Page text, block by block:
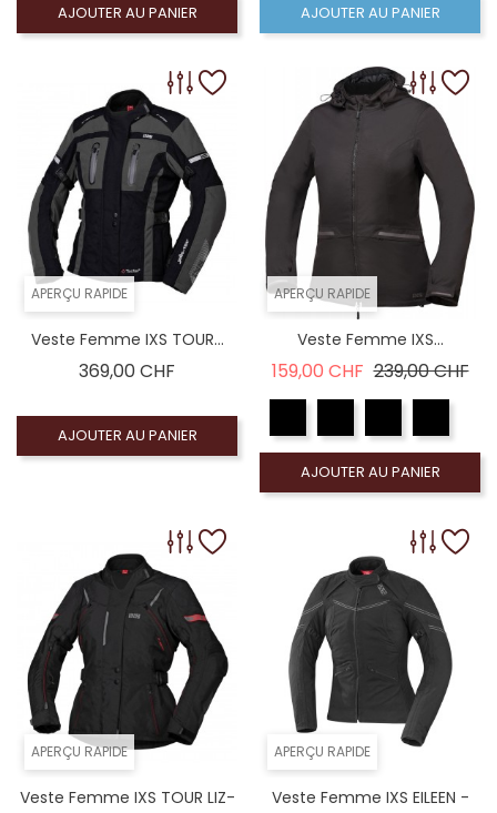
AJOUTER AU PANIER AJOUTER AU PANIER
APERÇU RAPIDE
Veste Femme IXS TOUR...
369,00 CHF
AJOUTER AU PANIER
APERÇU RAPIDE
Veste Femme IXS...
159,00 CHF Prix de base
239,00 CHF
AJOUTER AU PANIER
APERÇU RAPIDE
Veste Femme IXS TOUR LIZ-
APERÇU RAPIDE
Veste Femme IXS EILEEN -